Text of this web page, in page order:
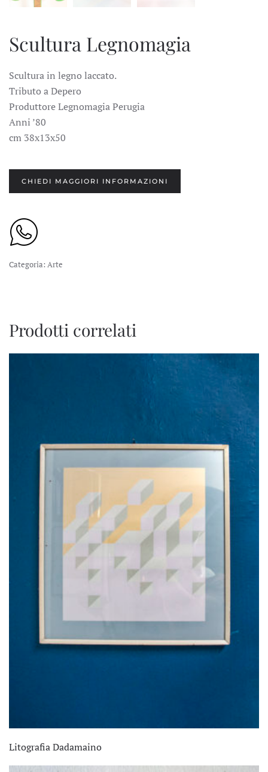
Scultura Legnomagia
Scultura in legno laccato.
Tributo a Depero
Produttore Legnomagia Perugia
Anni ’80
cm 38x13x50
CHIEDI MAGGIORI INFORMAZIONI
Categoria: Arte
Prodotti correlati
Litografia Dadamaino